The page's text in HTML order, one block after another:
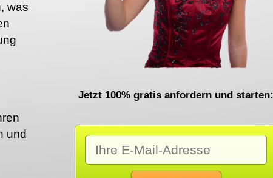
was
und
Jetzt 100% gratis anfordern und starten: